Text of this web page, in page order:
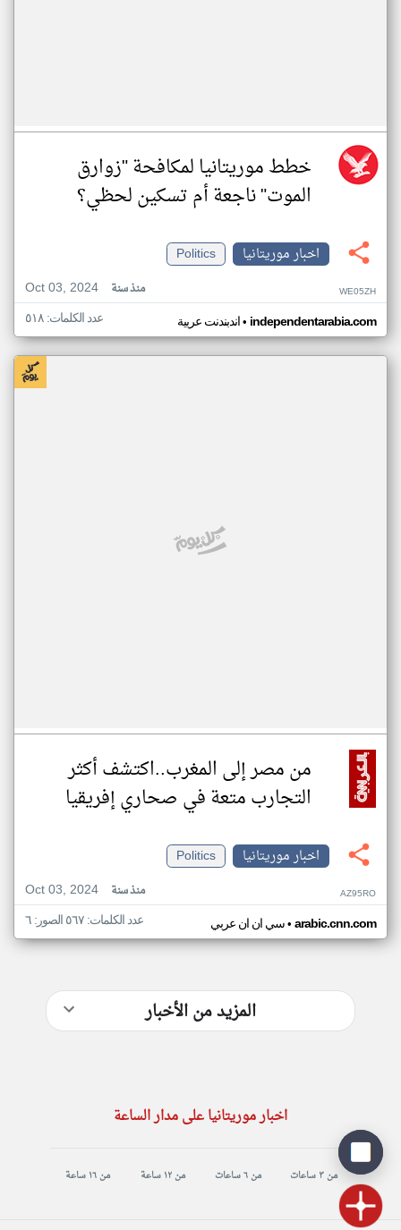
خطط موريتانيا لمكافحة "زوارق
الموت" ناجعة أم تسكين لحظي؟
اخبار موريتانيا
Politics
Oct 03, 2024
منذ سنة WE05ZH
اندبندنت عربية• independentarabia.com عدد الكلمات: ٥١٨
من مصر إلى المغرب..اكتشف أكثر
التجارب متعة في صحاري إفريقيا
اخبار موريتانيا
Politics
Oct 03, 2024
منذ سنة AZ95RO
سي ان ان عربي• arabic.cnn.com عدد الكلمات: ٥٦٧ الصور: ٦
المزيد من الأخبار
اخبار موريتانيا على مدار الساعة
من ٣ ساعات من ٦ ساعات من ١٢ ساعة من ١٦ ساعة